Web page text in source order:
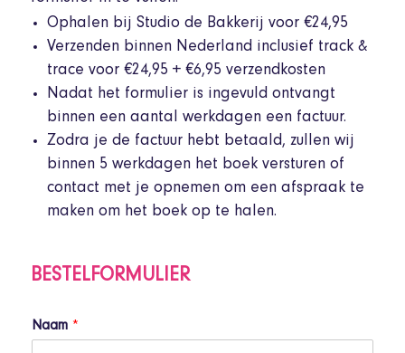
Ophalen bij Studio de Bakkerij voor €24,95
Verzenden binnen Nederland inclusief track &
trace voor €24,95 + €6,95 verzendkosten
Nadat het formulier is ingevuld ontvangt
binnen een aantal werkdagen een factuur.
Zodra je de factuur hebt betaald, zullen wij
binnen 5 werkdagen het boek versturen of
contact met je opnemen om een afspraak te
maken om het boek op te halen.
BESTELFORMULIER
Naam *